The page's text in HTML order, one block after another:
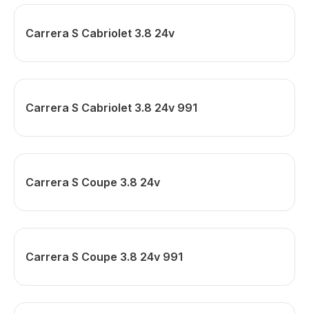
Carrera S Cabriolet 3.8 24v
Carrera S Cabriolet 3.8 24v 991
Carrera S Coupe 3.8 24v
Carrera S Coupe 3.8 24v 991